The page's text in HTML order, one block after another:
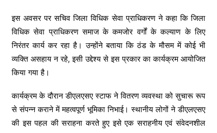
इस अवसर पर सचिव जिला विधिक सेवा प्राधिकरण ने कहा कि जिला
विधिक सेवा प्राधिकरण समाज के कमजोर वर्गों के कल्याण के लिए
निरंतर कार्य कर रहा है। उन्होंने बताया कि ठंड के मौसम में कोई भी
व्यक्ति असहाय न रहे, इसी उद्देश्य से इस प्रकार का कार्यक्रम आयोजित
किया गया है।
कार्यक्रम के दौरान डीएलएसए स्टाफ ने वितरण व्यवस्था को सुचारू रूप
से संपन्न कराने में महत्वपूर्ण भूमिका निभाई। स्थानीय लोगों ने डीएलएसए
की इस पहल की सराहना करते हुए इसे एक सराहनीय एवं संवेदनशील